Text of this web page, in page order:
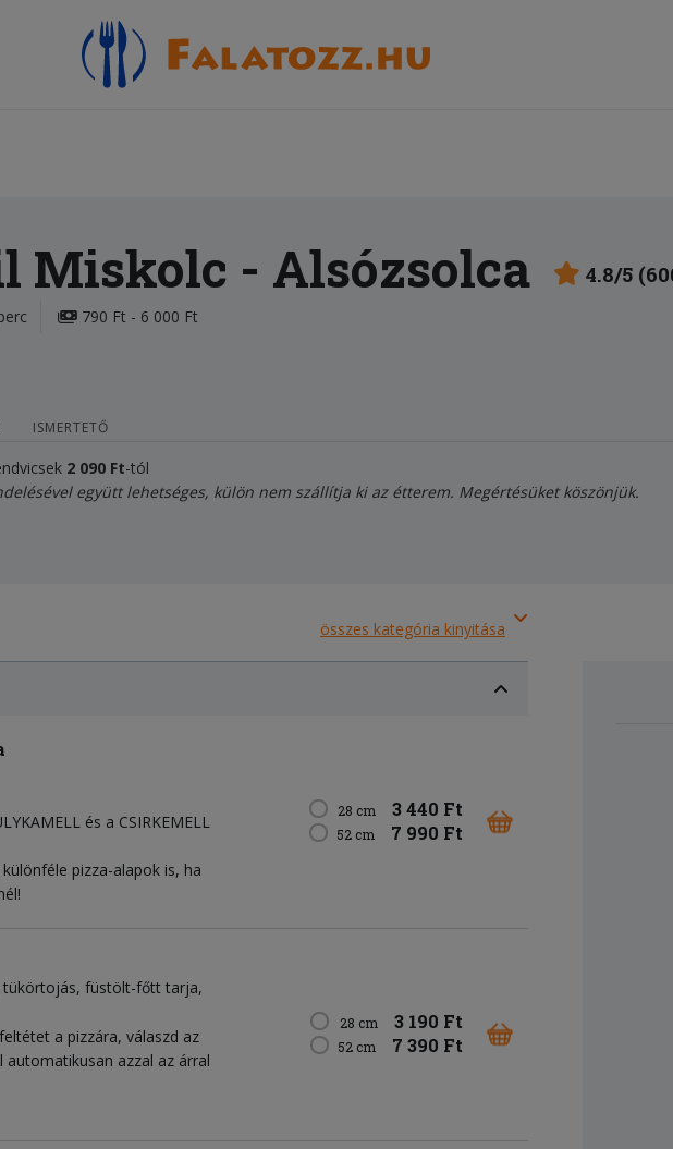
Miskolc - Alsózsolca 4.8/5
790 Ft - 6 000 Ft
ISMERTETŐ
2 090 Ft-tól
együtt lehetséges, külön nem szállítja ki az étterem. Megértésüket köszönjük.
összes kategória kinyitása
és a CSIRKEMELL
pizza-alapok is, ha
28 cm 3 440 Ft
52 cm 7 990 Ft
tükörtojás füstölt-főtt tarja
a pizzára, válaszd az
automatikusan azzal az árral
28 cm 3 190 Ft
52 cm 7 390 Ft